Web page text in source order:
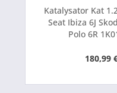
Katalysator Kat
Seat Ibiza 6J
Polo 6R
180,99